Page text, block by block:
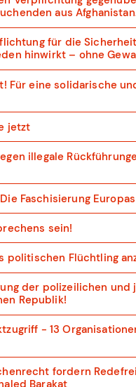
aus
für die
hinwirkt – ohne
Für eine solidarische
jetzt
illegale
Faschisierung
sein!
politischen Flüchtling
der polizeilichen und
Republik!
- 13
fordern